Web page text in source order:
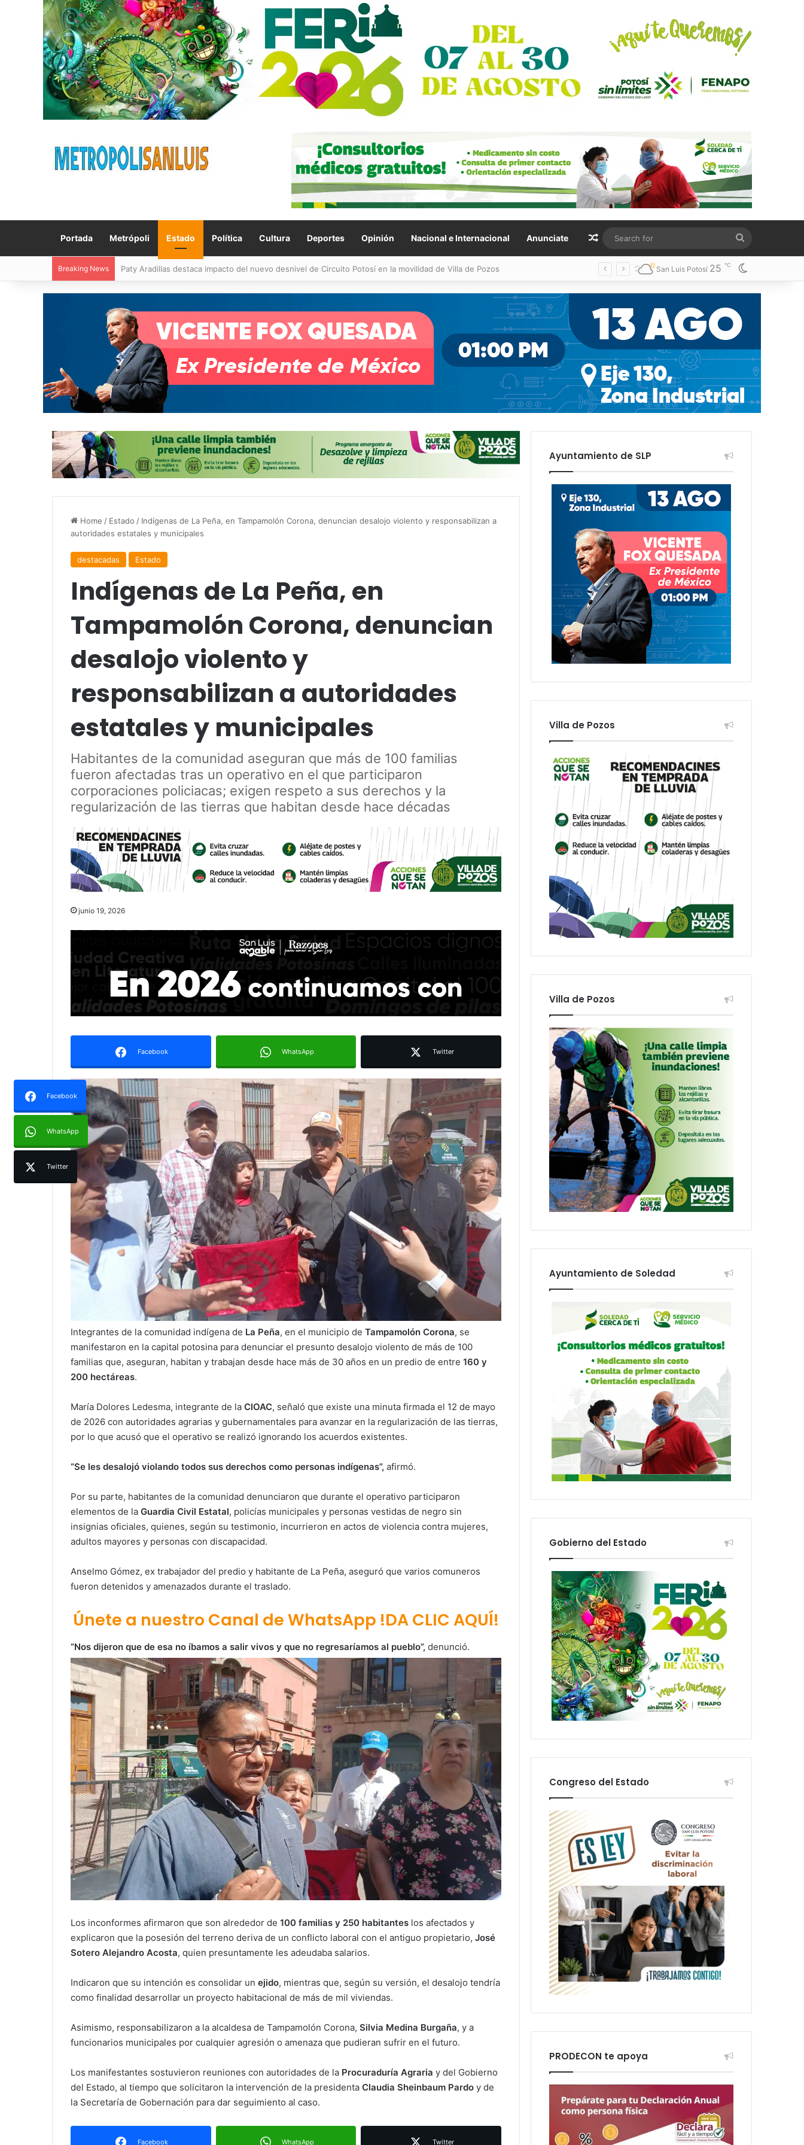
Portada Metrópoli Estado Política Cultura Deportes Opinión Nacional e Internacional Anunciate Random Article
for
Breaking News Villa de Pozos reporta reducción del 50 % en incendios forestales y de pastizales San Luis Potosí 25 ℃
Home / Estado / Indígenas de La Peña, en Tampamolón Corona, denuncian desalojo violento y responsabilizan a
autoridades estatales y municipales
destacadas Estado
Indígenas de La Peña, en
Tampamolón Corona, denuncian
desalojo violento y
responsabilizan a autoridades
estatales y municipales
Habitantes de la comunidad aseguran que más de 100 familias
fueron afectadas tras un operativo en el que participaron
corporaciones policiacas; exigen respeto a sus derechos y la
regularización de las tierras que habitan desde hace décadas
junio 19, 2026
Facebook WhatsApp Twitter
Facebook
WhatsApp
Twitter
Integrantes de la comunidad indígena de La Peña, en el municipio de Tampamolón Corona, se
manifestaron en la capital potosina para denunciar el presunto desalojo violento de más de 100
familias que, aseguran, habitan y trabajan desde hace más de 30 años en un predio de entre 160 y
200 hectáreas.
María Dolores Ledesma, integrante de la CIOAC, señaló que existe una minuta firmada el 12 de mayo
de 2026 con autoridades agrarias y gubernamentales para avanzar en la regularización de las tierras,
por lo que acusó que el operativo se realizó ignorando los acuerdos existentes.
“Se les desalojó violando todos sus derechos como personas indígenas”, afirmó.
Por su parte, habitantes de la comunidad denunciaron que durante el operativo participaron
elementos de la Guardia Civil Estatal, policías municipales y personas vestidas de negro sin
insignias oficiales, quienes, según su testimonio, incurrieron en actos de violencia contra mujeres,
adultos mayores y personas con discapacidad.
Anselmo Gómez, ex trabajador del predio y habitante de La Peña, aseguró que varios comuneros
fueron detenidos y amenazados durante el traslado.
Únete a nuestro Canal de WhatsApp !DA CLIC AQUÍ!
“Nos dijeron que de esa no íbamos a salir vivos y que no regresaríamos al pueblo”, denunció.
Los inconformes afirmaron que son alrededor de 100 familias y 250 habitantes los afectados y
explicaron que la posesión del terreno deriva de un conflicto laboral con el antiguo propietario, José
Sotero Alejandro Acosta, quien presuntamente les adeudaba salarios.
Indicaron que su intención es consolidar un ejido, mientras que, según su versión, el desalojo tendría
como finalidad desarrollar un proyecto habitacional de más de mil viviendas.
Asimismo, responsabilizaron a la alcaldesa de Tampamolón Corona, Silvia Medina Burgaña, y a
funcionarios municipales por cualquier agresión o amenaza que pudieran sufrir en el futuro.
Los manifestantes sostuvieron reuniones con autoridades de la Procuraduría Agraria y del Gobierno
del Estado, al tiempo que solicitaron la intervención de la presidenta Claudia Sheinbaum Pardo y de
la Secretaría de Gobernación para dar seguimiento al caso.
Facebook WhatsApp Twitter
Juan Manuel Navarro alista
Gobierno del Estado
Ayuntamiento de SLP
Villa de Pozos
Villa de Pozos
Ayuntamiento de Soledad
Gobierno del Estado
Congreso del Estado
PRODECON te apoya